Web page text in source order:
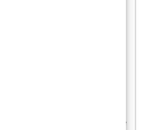
BLEU CLAIR 10 GR Le